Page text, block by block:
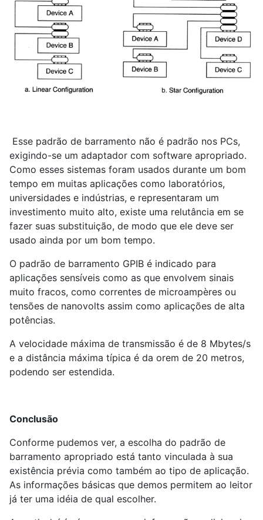
Esse padrão de barramento não é padrão nos PCs,
exigindo-se um adaptador com software apropriado.
Como esses sistemas foram usados durante um bom
tempo em muitas aplicações como laboratórios,
universidades e indústrias, e representaram um
investimento muito alto, existe uma relutância em se
fazer suas substituição, de modo que ele deve ser
usado ainda por um bom tempo.
O padrão de barramento GPIB é indicado para
aplicações sensíveis como as que envolvem sinais
muito fracos, como correntes de microampères ou
tensões de nanovolts assim como aplicações de alta
potências.
A velocidade máxima de transmissão é de 8 Mbytes/s
e a distância máxima típica é da orem de 20 metros,
podendo ser estendida.
Conclusão
Conforme pudemos ver, a escolha do padrão de
barramento apropriado está tanto vinculada à sua
existência prévia como também ao tipo de aplicação.
As informações básicas que demos permitem ao leitor
já ter uma idéia de qual escolher.